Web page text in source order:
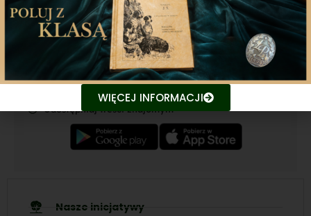
Aplikacja mobilna
Nasza aplikacja to doskonały towarzysz każdego
miłośnika łowiectwa, który pragnie pozostać na
bieżąco z najnowszymi treściami związanych stron.
Śledź aktualne wydarzenia
Udostępniaj treści znajomym
Nasze inicjatywy
WIĘCEJ INFORMACJI